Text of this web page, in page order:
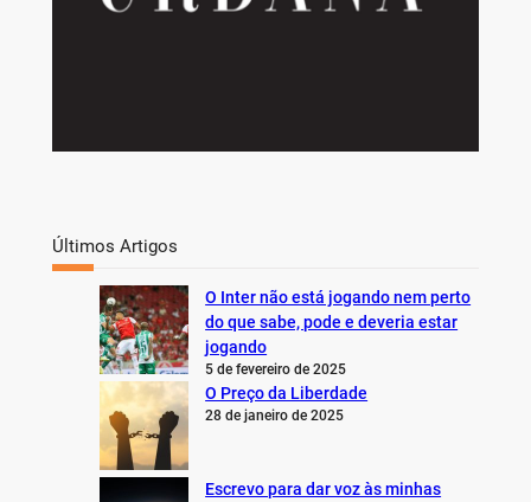
Últimos Artigos
O Inter não está jogando nem perto
do que sabe, pode e deveria estar
jogando
5 de fevereiro de 2025
O Preço da Liberdade
28 de janeiro de 2025
Escrevo para dar voz às minhas